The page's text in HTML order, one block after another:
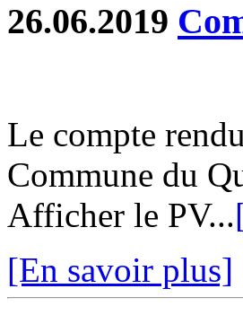
26.06.2019
Le compte
Commune du
Afficher le PV...
[En savoir plus]